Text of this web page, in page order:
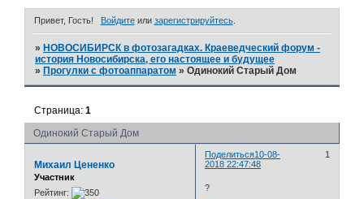
Привет, Гость! Войдитеили зарегистрируйтесь.
» НОВОСИБИРСК в фотозагадках. Краеведческий форум -
история Новосибирска, его настоящее и будущее
» Прогулки с фотоаппаратом »Одинокий Старый Дом
Одинокий Старый Дом
Страница:1
Поделиться 1
10-08-
2018 22:47:48
Михаил Цененко
Участник
Рейтинг:
?